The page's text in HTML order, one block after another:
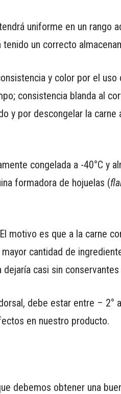
uniforme en un rango
un correcto
y color por el uso
consistencia blanda al
y por descongelar la
congelada a -40°C y
formadora de hojuelas (
motivo es que a la carne
cantidad de
casi sin
debe estar entre – 2°
en nuestro producto.
debemos obtener una